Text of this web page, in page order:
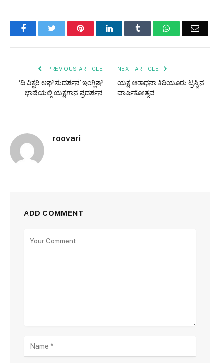
FacebookTwitter PinterestLinkedInTumblr WhatsAppEmail
PREVIOUS ARTICLE
‘ದಿ ವಿಕ್ಟರಿ ಆಫ್ ಸುದರ್ಶನ’ ಇಂಗ್ಲಿಷ್
ಭಾಷೆಯಲ್ಲಿ ಯಕ್ಷಗಾನ ಪ್ರದರ್ಶನ
NEXT ARTICLE
ಯಕ್ಷ ಆರಾಧನಾ ಕಿದಿಯೂರು ಟ್ರಸ್ಟಿನ
ವಾರ್ಷಿಕೋತ್ಸವ
roovari
ADD COMMENT